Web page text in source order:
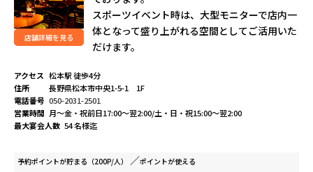
店舗詳細を見る
スポーツイベント時は、大型モニターで店内一
体となって盛り上がれる空間としてご活用いた
だけます。
アクセス 松本駅 徒歩4分
住所
長野県松本市中央1-5-1 1F
電話番号 050-2031-2501
営業時間 月～金・祝前日17:00～翌2:00/土・日・祝15:00～翌2:00
最大宴会人数 54 名様迄
予約ポイントが貯まる（200P/人） ポイントが使える